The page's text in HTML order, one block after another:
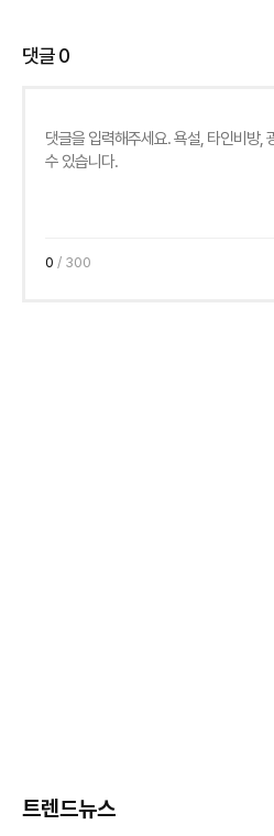
댓글0
0 / 300
트렌드뉴스